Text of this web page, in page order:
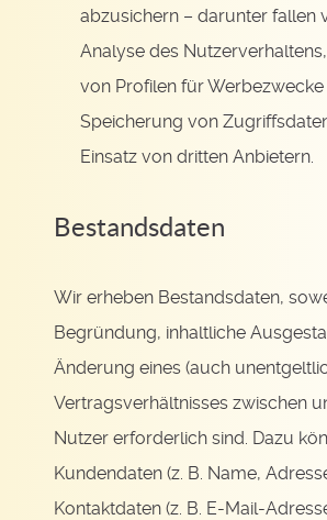
abzusichern – darunter fallen
Analyse des
von Profilen für
Speicherung von
Einsatz von dritten Anbietern.
Bestandsdaten
Wir erheben Bestandsdaten,
Begründung, inhaltliche
Änderung eines (auch
Vertragsverhältnisses zwischen
Nutzer erforderlich sind. Dazu
Kundendaten (z. B. Name,
Kontaktdaten (z. B. E-Mail-